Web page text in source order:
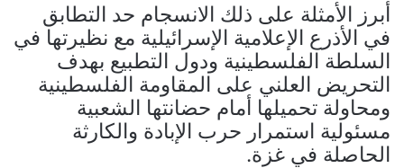
أبرز الأمثلة على ذلك الانسجام حد التطابق
في الأذرع الإعلامية الإسرائيلية مع نظيرتها في
السلطة الفلسطينية ودول التطبيع بهدف
التحريض العلني على المقاومة الفلسطينية
ومحاولة تحميلها أمام حضانتها الشعبية
مسئولية استمرار حرب الإبادة والكارثة
الحاصلة في غزة.